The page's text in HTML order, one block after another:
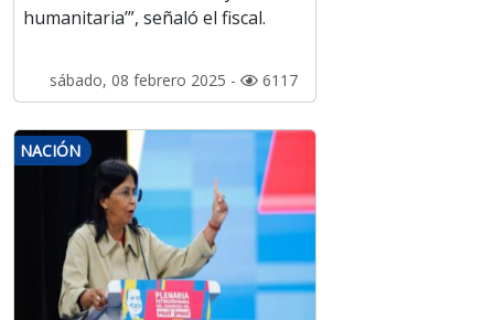
humanitaria’”, señaló el fiscal.
sábado, 08 febrero 2025 - 6117
NACIÓN